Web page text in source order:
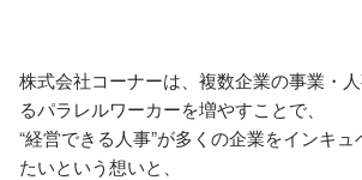
株式会社コーナーは、複数企業の事業・
るパラレルワーカーを増やすことで、
“経営できる人事”が多くの企業をインキ
たいという想いと、